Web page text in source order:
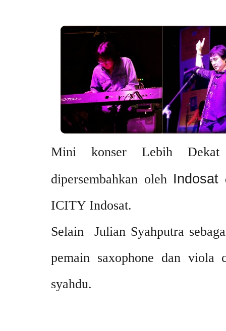
Mini konser Lebih
dipersembahkan oleh Indosat
ICITY Indosat.
Selain Julian Syahputra
pemain saxophone dan viola
syahdu.